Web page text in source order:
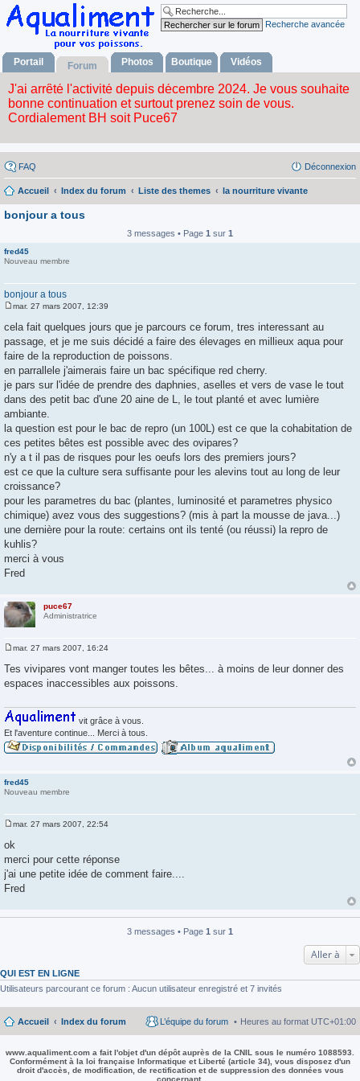
Recherche avancée
Portail Forum Photos Boutique Vidéos
FAQ Déconnexion
Accueil Index du forum Liste des themes la nourriture vivante
bonjour a tous
3 messages • Page 1 sur 1
fred45
Nouveau membre
bonjour a tous
e
s
s
a
g
e
mar. 27 mars 2007, 12:39
cela fait quelques jours que je parcours ce forum, tres interessant au
passage, et je me suis décidé a faire des élevages en millieux aqua pour
faire de la reproduction de poissons.
en parrallele j'aimerais faire un bac spécifique red cherry.
je pars sur l'idée de prendre des daphnies, aselles et vers de vase le tout
dans des petit bac d'une 20 aine de L, le tout planté et avec lumière
ambiante.
la question est pour le bac de repro (un 100L) est ce que la cohabitation de
ces petites bêtes est possible avec des ovipares?
n'y a t il pas de risques pour les oeufs lors des premiers jours?
est ce que la culture sera suffisante pour les alevins tout au long de leur
croissance?
pour les parametres du bac (plantes, luminosité et parametres physico
chimique) avez vous des suggestions? (mis à part la mousse de java...)
une dernière pour la route: certains ont ils tenté (ou réussi) la repro de
kuhlis?
merci à vous
Fred
puce67
Administratrice
s
s
mar. 27 mars 2007, 16:24
Tes vivipares vont manger toutes les bêtes... à moins de leur donner des
espaces inaccessibles aux poissons.
vit grâce à vous.
Et l'aventure continue... Merci à tous.
fred45
Nouveau membre
s
s
a
g
e
mar. 27 mars 2007, 22:54
ok
merci pour cette réponse
j'ai une petite idée de comment faire....
Fred
3 messages • Page 1 sur 1
Aller à
QUI EST EN LIGNE
Utilisateurs parcourant ce forum : Aucun utilisateur enregistré et 7 invités
Accueil Index du forum Heures au format UTC+01:00
L’équipe du forum
www.aqualiment.com a fait l'objet d'un dépôt auprès de la CNIL sous le numéro 1088593.
Conformément à la loi française Informatique et Liberté (article 34), vous disposez d'un
droit d'accès, de modification, de rectification et de suppression des données vous
concernant.